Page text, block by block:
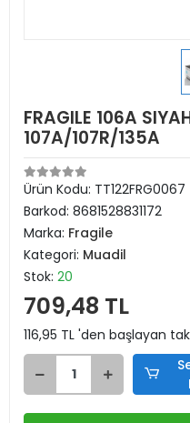
FRAGILE 106A
107A/107R/135A
Ürün Kodu: TT122FRG0067
Barkod: 8681528831172
Marka: Fragile
Kategori: Muadil
Stok: 20
709,48 TL
116,95 TL 'den başlayan